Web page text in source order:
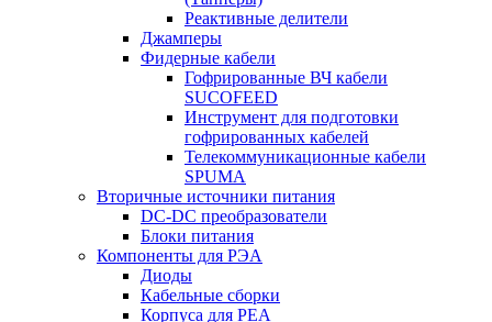
Реактивные делители
Джамперы
Фидерные кабели
Гофрированные ВЧ кабели
SUCOFEED
Инструмент для подготовки
гофрированных кабелей
Телекоммуникационные кабели
SPUMA
Вторичные источники питания
DC-DC преобразователи
Блоки питания
Компоненты для РЭА
Диоды
Кабельные сборки
Корпуса для РЕА